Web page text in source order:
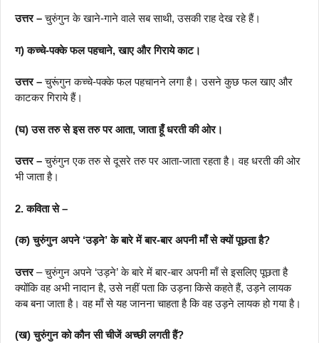
उत्तर –चुरुंगुन के खाने-गाने वाले सब साथी, उसकी राह देख रहे हैं।
ग) कच्चे-पक्के फल पहचाने, खाए और गिराये काट।
उत्तर –चुरूंगुन कच्चे-पक्के फल पहचानने लगा है। उसने कुछ फल खाए और
काटकर गिराये हैं।
(घ) उस तरु से इस तरु पर आता, जाता हूँ धरती की ओर।
उत्तर –चुरुंगुन एक तरु से दूसरे तरु पर आता-जाता रहता है। वह धरती की ओर
भी जाता है।
2. कविता से –
(क) चुरुंगुन अपने ‘उड़ने’ के बारे में बार-बार अपनी माँ से क्यों पूछता है?
उत्तर– चुरुंगुन अपने ‘उड़ने’ के बारे में बार-बार अपनी माँ से इसलिए पूछता है
क्योंकि वह अभी नादान है, उसे नहीं पता कि उड़ना किसे कहते हैं, उड़ने लायक
कब बना जाता है। वह माँ से यह जानना चाहता है कि वह उड़ने लायक हो गया है।
(ख) चुरुंगुन को कौन सी चीजें अच्छी लगती हैं?